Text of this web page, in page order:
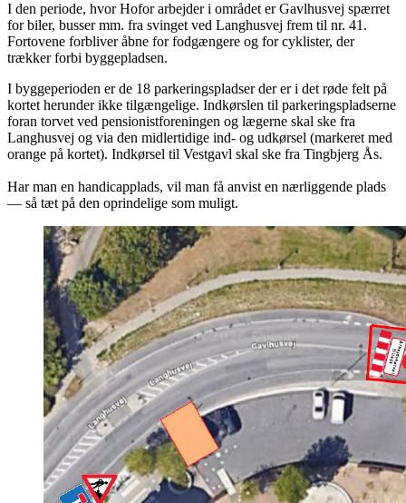
I den periode, hvor Hofor arbejder i området er Gavlhusvej spærret
for biler, busser mm. fra svinget ved Langhusvej frem til nr. 41.
Fortovene forbliver åbne for fodgængere og for cyklister, der
trækker forbi byggepladsen.
I byggeperioden er de 18 parkeringspladser der er i det røde felt på
kortet herunder ikke tilgængelige. Indkørslen til parkeringspladserne
foran torvet ved pensionistforeningen og lægerne skal ske fra
Langhusvej og via den midlertidige ind- og udkørsel (markeret med
orange på kortet). Indkørsel til Vestgavl skal ske fra Tingbjerg Ås.
Har man en handicapplads, vil man få anvist en nærliggende plads
— så tæt på den oprindelige som muligt.